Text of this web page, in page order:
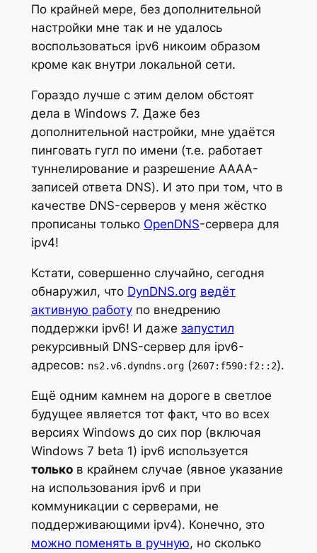
По крайней мере, без дополнительной
настройки мне так и не удалось
воспользоваться ipv6 никоим образом
кроме как внутри локальной сети.
Гораздо лучше с этим делом обстоят
дела в Windows 7. Даже без
дополнительной настройки, мне удаётся
пинговать гугл по имени (т.е. работает
туннелирование и разрешение AAAA-
записей ответа DNS). И это при том, что в
качестве DNS-серверов у меня жёстко
прописаны только OpenDNS-сервера для
ipv4!
Кстати, совершенно случайно, сегодня
обнаружил, что DynDNS.org ведёт
активную работупо внедрению
поддержки ipv6! И даже запустил
рекурсивный DNS-сервер для ipv6-
адресов: ns2.v6.dyndns.org(2607:f590:f2::2).
Ещё одним камнем на дороге в светлое
будущее является тот факт, что во всех
версиях Windows до сих пор (включая
Windows 7 beta 1) ipv6 используется
тольков крайнем случае (явное указание
на использования ipv6 и при
коммуникации с серверами, не
поддерживающими ipv4). Конечно, это
можно поменять в ручную, но сколько